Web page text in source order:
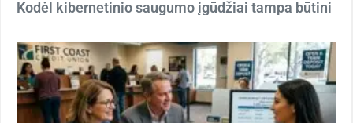
Kodėl kibernetinio saugumo įgūdžiai tampa būtini